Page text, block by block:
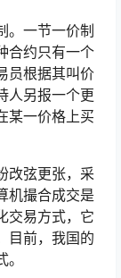
。一节一价制
合约只有一个
员根据其叫价
人另报一个更
某一价格上买
改弦更张，采
机撮合成交是
交易方式，它
目前，我国的